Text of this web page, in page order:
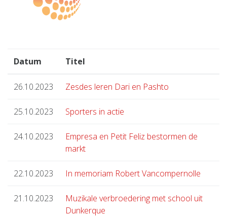
Datum Titel
26.10.2023 Zesdes leren Dari en Pashto
25.10.2023 Sporters in actie
24.10.2023
Empresa en Petit Feliz bestormen de
markt
22.10.2023 In memoriam Robert Vancompernolle
21.10.2023
Muzikale verbroedering met school uit
Dunkerque